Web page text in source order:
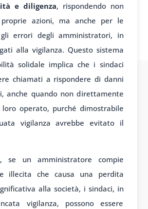
e diligenza, rispondendo non
azioni, ma anche per le
errori degli amministratori, in
alla vigilanza. Questo sistema
solidale implica che i sindaci
chiamati a rispondere di danni
anche quando non direttamente
operato, purché dimostrabile
vigilanza avrebbe evitato il
se un amministratore compie
illecita che causa una perdita
alla società, i sindaci, in
vigilanza, possono essere